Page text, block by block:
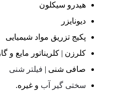
هیدرو سیکلون
دیونایزر
پکیج تزریق مواد شیمیایی
کلرزن | کلریناتور مایع و
صافی شنی | فیلتر شنی
سختی گیر آب و غیره.